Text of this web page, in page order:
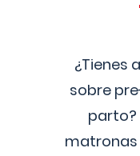
¿Tienes
sobre
parto?